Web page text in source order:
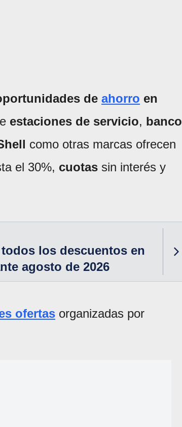
de ahorro en
estaciones de servicio,
como otras marcas ofrecen
el 30%, cuotas sin interés y
los descuentos en
agosto de 2026
ofertas organizadas por